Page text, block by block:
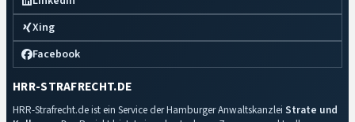
Xing
Facebook
HRR-STRAFRECHT.DE
HRR-Strafrecht.de ist ein Service der Hamburger Anwaltskanzlei Strate und